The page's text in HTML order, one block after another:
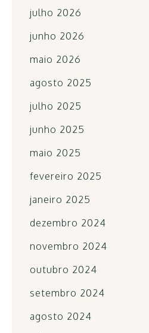
julho 2026
junho 2026
maio 2026
agosto 2025
julho 2025
junho 2025
maio 2025
fevereiro 2025
janeiro 2025
dezembro 2024
novembro 2024
outubro 2024
setembro 2024
agosto 2024